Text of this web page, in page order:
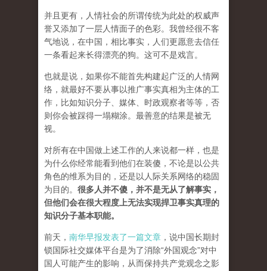
并且更有，人情社会的所谓传统为此处的权威声
誉又添加了一层人情面子的色彩。我曾经很不客
气地说，在中国，相比事实，人们更愿意去信任
一条看起来长得漂亮的狗。这可不是戏言。
也就是说，如果你不能首先构建起广泛的人情网
络，就最好不要从事以推广事实真相为主体的工
作，比如知识分子、媒体、时政观察者等等，否
则你会被踩得一塌糊涂。最善意的结果是被无
视。
对所有在中国做上述工作的人来说都一样，也是
为什么你经常能看到他们在装傻，不论是以公共
角色的维系为目的，还是以人际关系网络的稳固
为目的。 很多人并不傻，并不是无从了解事实，
但他们会在很大程度上无法实现捍卫事实真理的
知识分子基本职能。
前天， 南华早报发表了一篇文章 ，说中国长期封
锁国际社交媒体平台是为了消除“外国观念”对中
国人可能产生的影响，从而保持共产党观念之影